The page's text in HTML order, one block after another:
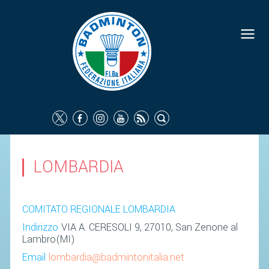
LOMBARDIA
COMITATO REGIONALE LOMBARDIA
Indirizzo VIA A. CERESOLI 9, 27010, San Zenone al
Lambro(MI)
Email lombardia@badmintonitalia.net
FEDERAZIONE
IDENTITÀ
COMMISSIONI FEDERALI
ORGANI TERRITORIALI
ANTIDOPING
COMUNICAZIONE E MARKETING